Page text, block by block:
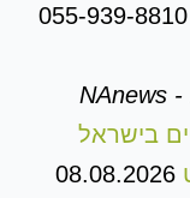
הבית מערכת ניקוי בקיטור 055-939-8810
NAnews -
בישראל
08.08.2026